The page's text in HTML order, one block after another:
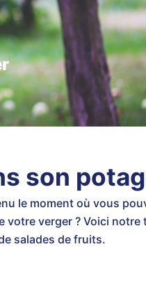
son
le moment où vous
verger ? Voici notre
salades de fruits.